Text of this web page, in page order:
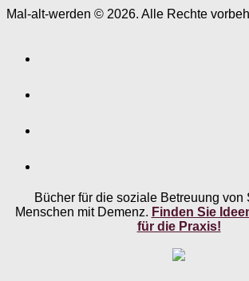
Mal-alt-werden © 2026. Alle Rechte
Bücher für die soziale Betreuung von
Menschen mit Demenz. Finden Sie
für die Praxis!